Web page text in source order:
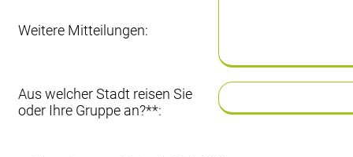
Weitere Mitteilungen:
Aus welcher Stadt reisen Sie
oder Ihre Gruppe an?**: